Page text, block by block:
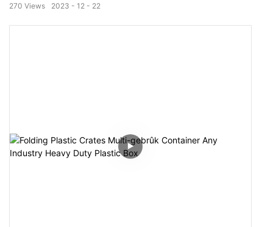
Eksterne ôfmjittings: 650 * 440 * 360 mm
2023 12 22
270 Views